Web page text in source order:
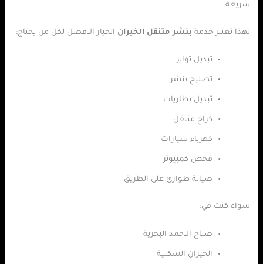
سريعة.
لهذا تعتبر خدمة بنشر متنقل الخيران الخيار الافضل لكل من يحتاج:
تبديل تواير
تصليح بنشر
تبديل بطاريات
كراج متنقل
كهرباء سيارات
فحص كمبيوتر
صيانة طوارئ على الطريق
سواء كنت في:
صباح الاحمد البحرية
الخيران السكنية